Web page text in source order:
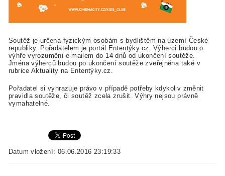
Soutěž je určena fyzickým osobám s bydlištěm na území České
republiky. Pořadatelem je portál Ententýky.cz. Výherci budou o
výhře vyrozuměni e-mailem do 14 dnů od ukončení soutěže.
Jména výherců budou po ukončení soutěže zveřejněna také v
rubrice Aktuality na Ententýky.cz.
Pořadatel si vyhrazuje právo v případě potřeby kdykoliv změnit
pravidla soutěže, či soutěž zcela zrušit. Výhry nejsou právně
vymahatelné.
Datum vložení: 06.06.2016 23:19:33